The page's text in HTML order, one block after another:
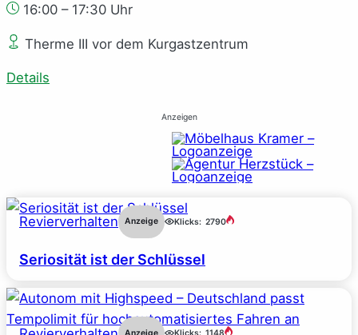
16:00 – 17:30 Uhr
Therme III vor dem Kurgastzentrum
Details
Anzeigen
Revierverhalten Anzeige Klicks: 2790
Seriosität ist der Schlüssel